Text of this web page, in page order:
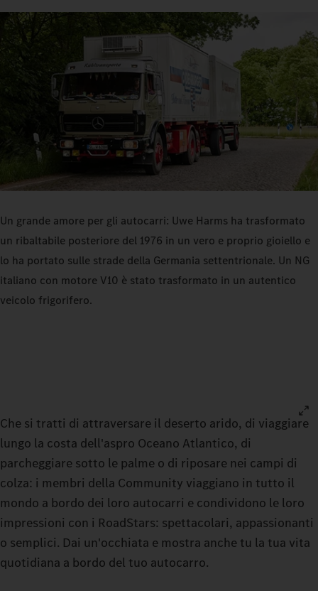
Un grande amore per gli autocarri: Uwe Harms ha trasformato
un ribaltabile posteriore del 1976 in un vero e proprio gioiello e
lo ha portato sulle strade della Germania settentrionale. Un NG
italiano con motore V10 è stato trasformato in un autentico
veicolo frigorifero.
Che si tratti di attraversare il deserto arido, di viaggiare
lungo la costa dell'aspro Oceano Atlantico, di
parcheggiare sotto le palme o di riposare nei campi di
colza: i membri della Community viaggiano in tutto il
mondo a bordo dei loro autocarri e condividono le loro
impressioni con i RoadStars: spettacolari, appassionanti
o semplici. Dai un'occhiata e mostra anche tu la tua vita
quotidiana a bordo del tuo autocarro.